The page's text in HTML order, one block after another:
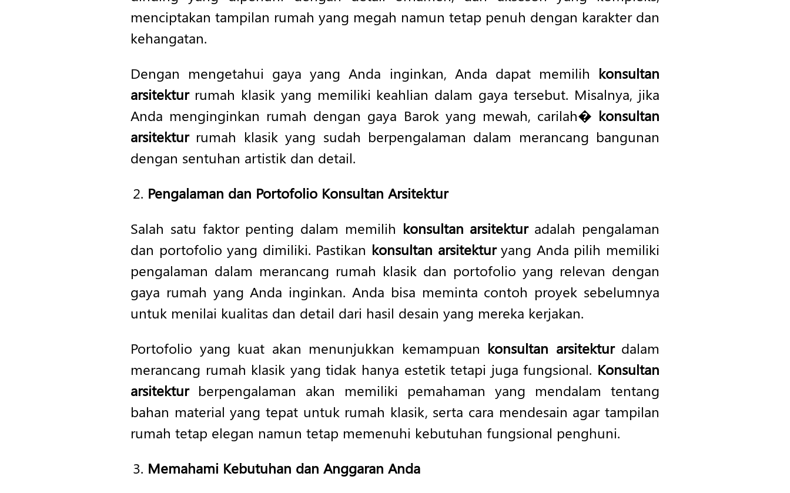
menciptakan tampilan rumah yang megah namun tetap penuh dengan karakter dan
kehangatan.
Dengan mengetahui gaya yang Anda inginkan, Anda dapat memilih konsultan
arsitekturrumah klasik yang memiliki keahlian dalam gaya tersebut. Misalnya, jika
Anda menginginkan rumah dengan gaya Barok yang mewah, carilah� konsultan
arsitekturrumah klasik yang sudah berpengalaman dalam merancang bangunan
dengan sentuhan artistik dan detail.
Pengalaman dan Portofolio Konsultan Arsitektur
Salah satu faktor penting dalam memilih konsultan arsitekturadalah pengalaman
dan portofolio yang dimiliki. Pastikan konsultan arsitekturyang Anda pilih memiliki
pengalaman dalam merancang rumah klasik dan portofolio yang relevan dengan
gaya rumah yang Anda inginkan. Anda bisa meminta contoh proyek sebelumnya
untuk menilai kualitas dan detail dari hasil desain yang mereka kerjakan.
Portofolio yang kuat akan menunjukkan kemampuan konsultan arsitekturdalam
merancang rumah klasik yang tidak hanya estetik tetapi juga fungsional. Konsultan
arsitekturberpengalaman akan memiliki pemahaman yang mendalam tentang
bahan material yang tepat untuk rumah klasik, serta cara mendesain agar tampilan
rumah tetap elegan namun tetap memenuhi kebutuhan fungsional penghuni.
Memahami Kebutuhan dan Anggaran Anda